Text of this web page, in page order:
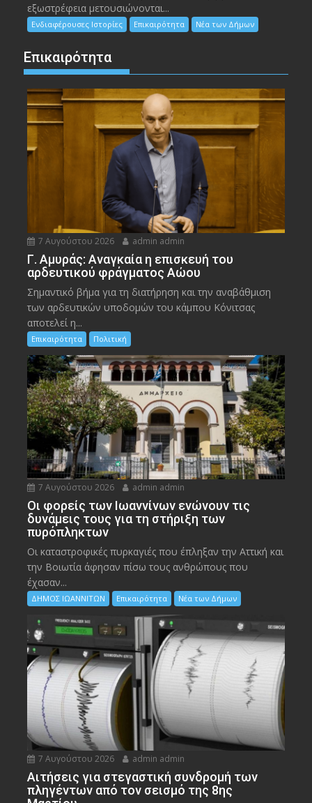
εξωστρέφεια μετουσιώνονται...
Ενδιαφέρουσες Ιστορίες Επικαιρότητα Νέα των Δήμων
Επικαιρότητα
7 Αυγούστου 2026 admin admin
Γ. Αμυράς: Αναγκαία η επισκευή του
αρδευτικού φράγματος Αώου
Σημαντικό βήμα για τη διατήρηση και την αναβάθμιση
των αρδευτικών υποδομών του κάμπου Κόνιτσας
αποτελεί η...
Επικαιρότητα Πολιτική
7 Αυγούστου 2026 admin admin
Οι φορείς των Ιωαννίνων ενώνουν τις
δυνάμεις τους για τη στήριξη των
πυρόπληκτων
Οι καταστροφικές πυρκαγιές που έπληξαν την Αττική και
την Bοιωτία άφησαν πίσω τους ανθρώπους που
έχασαν...
ΔΗΜΟΣ ΙΩΑΝΝΙΤΩΝ Επικαιρότητα Νέα των Δήμων
7 Αυγούστου 2026 admin admin
Αιτήσεις για στεγαστική συνδρομή των
πληγέντων από τον σεισμό της 8ης